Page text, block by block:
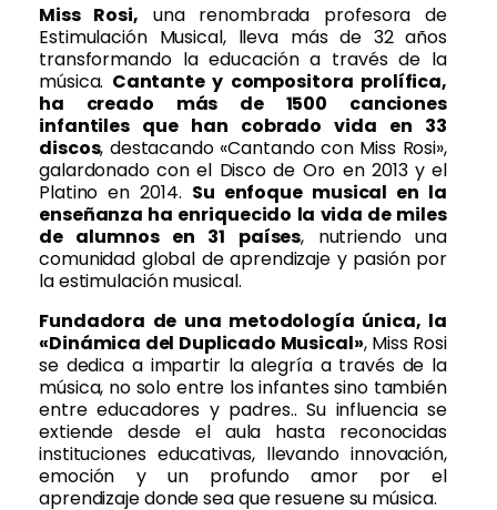
Miss Rosi, una renombrada profesora de
Estimulación Musical, lleva más de 32 años
transformando la educación a través de la
música. Cantante y compositora prolífica,
ha creado más de 1500 canciones
infantiles que han cobrado vida en 33
discos, destacando «Cantando con Miss Rosi»,
galardonado con el Disco de Oro en 2013 y el
Platino en 2014. Su enfoque musical en la
enseñanza ha enriquecido la vida de miles
de alumnos en 31 países, nutriendo una
comunidad global de aprendizaje y pasión por
la estimulación musical.
Fundadora de una metodología única, la
«Dinámica del Duplicado Musical», Miss Rosi
se dedica a impartir la alegría a través de la
música, no solo entre los infantes sino también
entre educadores y padres.. Su influencia se
extiende desde el aula hasta reconocidas
instituciones educativas, llevando innovación,
emoción y un profundo amor por el
aprendizaje donde sea que resuene su música.